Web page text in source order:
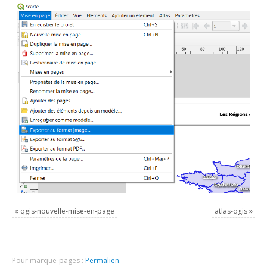
« qgis-nouvelle-mise-en-page atlas-qgis»
Pour marque-pages : Permalien.